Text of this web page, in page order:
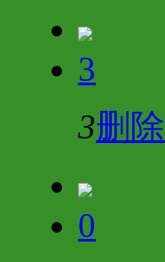
3
3删除
0